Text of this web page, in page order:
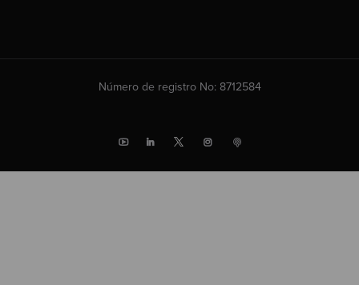
Número de registro No: 8712584